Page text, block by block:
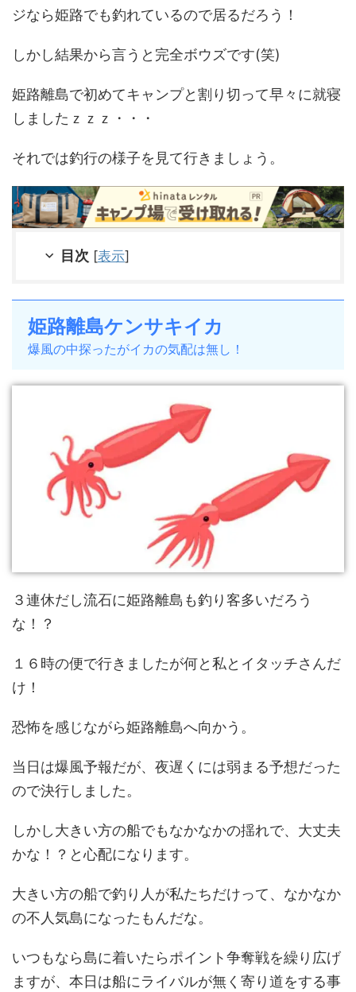
ジなら姫路でも釣れているので居るだろう！
しかし結果から言うと完全ボウズです(笑)
姫路離島で初めてキャンプと割り切って早々に就寝
しましたｚｚｚ・・・
それでは釣行の様子を見て行きましょう。
目次 [表示]
姫路離島ケンサキイカ
爆風の中探ったがイカの気配は無し！
３連休だし流石に姫路離島も釣り客多いだろう
な！？
１６時の便で行きましたが何と私とイタッチさんだ
け！
恐怖を感じながら姫路離島へ向かう。
当日は爆風予報だが、夜遅くには弱まる予想だった
ので決行しました。
しかし大きい方の船でもなかなかの揺れで、大丈夫
かな！？と心配になります。
大きい方の船で釣り人が私たちだけって、なかなか
の不人気島になったもんだな。
いつもなら島に着いたらポイント争奪戦を繰り広げ
ますが、本日は船にライバルが無く寄り道をする事